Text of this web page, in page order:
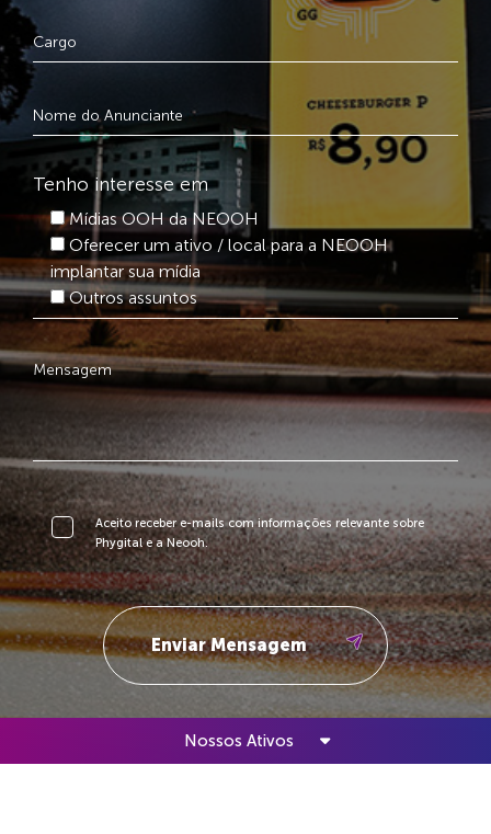
Tenho interesse em
Mídias OOH da NEOOH
Oferecer um ativo / local para a NEOOH
implantar sua mídia
Outros assuntos
Aceito receber e-mails com informações relevante sobre
Phygital e a Neooh.
Nossos Ativos